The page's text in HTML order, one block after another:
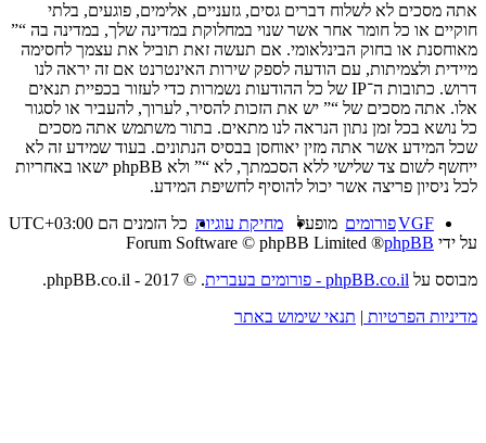
אתה מסכים לא לשלוח דברים גסים, גזעניים, אלימים, פוגעים, בלתי
חוקיים או כל חומר אחר אשר שנוי במחלוקת במדינה שלך, במדינה בה “”
מאוחסנת או בחוק הבינלאומי. אם תעשה זאת תוביל את עצמך לחסימה
מיידית ולצמיתות, עם הודעה לספק שירות האינטרנט אם זה יראה לנו
דרוש. כתובות ה־IP של כל ההודעות נשמרות כדי לעזור בכפיית תנאים
אלו. אתה מסכים של “” יש את הזכות להסיר, לערוך, להעביר או לסגור
כל נושא בכל זמן נתון הנראה לנו מתאים. בתור משתמש אתה מסכים
שכל המידע אשר אתה מזין יאוחסן בבסיס הנתונים. בעוד שמידע זה לא
ייחשף לשום צד שלישי ללא הסכמתך, לא “” ולא phpBB ישאו באחריות
לכל ניסיון פריצה אשר יכול להוסיף לחשיפת המידע.
VGFפורומים כל הזמנים הם UTC+03:00 מחיקת עוגיות
מופעל
על ידי phpBB
® Forum Software © phpBB Limited
מבוסס על phpBB.co.il - פורומים בעברית
. © 2017 - phpBB.co.il.
מדיניות הפרטיות | תנאי שימוש באתר